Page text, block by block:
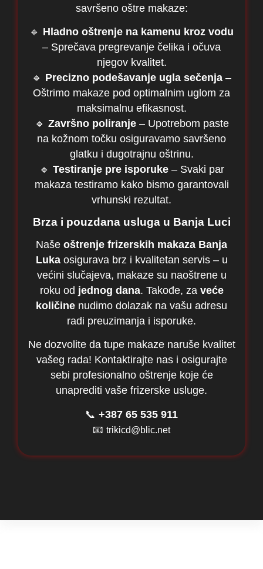
savršeno oštre makaze:
🔹 Hladno oštrenje na kamenu kroz vodu
– Sprečava pregrevanje čelika i očuva
njegov kvalitet.
🔹 Precizno podešavanje ugla sečenja –
Oštrimo makaze pod optimalnim uglom za
maksimalnu efikasnost.
🔹 Završno poliranje– Upotrebom paste
na kožnom točku osiguravamo savršeno
glatku i dugotrajnu oštrinu.
🔹 Testiranje pre isporuke– Svaki par
makaza testiramo kako bismo garantovali
vrhunski rezultat.
Brza i pouzdana usluga u Banja Luci
Naše oštrenje frizerskih makaza Banja
Lukaosigurava brz i kvalitetan servis – u
većini slučajeva, makaze su naoštrene u
roku od jednog dana. Takođe, za veće
količine nudimo dolazak na vašu adresu
radi preuzimanja i isporuke.
Ne dozvolite da tupe makaze naruše kvalitet
vašeg rada! Kontaktirajte nas i osigurajte
sebi profesionalno oštrenje koje će
unaprediti vaše frizerske usluge.
📞 +387 65 535 911
📧 trikicd@blic.net